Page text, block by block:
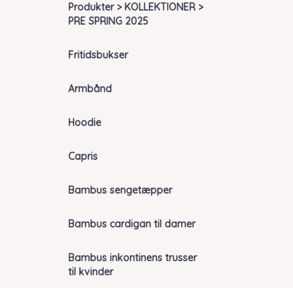
Produkter > KOLLEKTIONER >
PRE SPRING 2025
Fritidsbukser
Armbånd
Hoodie
Capris
Bambus sengetæpper
Bambus cardigan til damer
Bambus inkontinens trusser
til kvinder